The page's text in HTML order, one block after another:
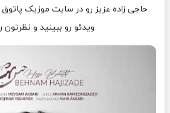
حاجی زاده عزیز رو در سایت موزیک پاتوق
ویدئو رو ببینید و نظرتون